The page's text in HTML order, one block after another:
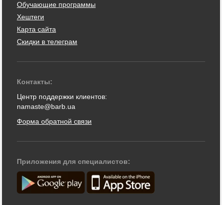
Обучающие программы
Хештеги
Карта сайта
Скидки в телеграм
Контакты:
Центр поддержки клиентов:
namaste@barb.ua
Форма обратной связи
Приложения для специалистов: